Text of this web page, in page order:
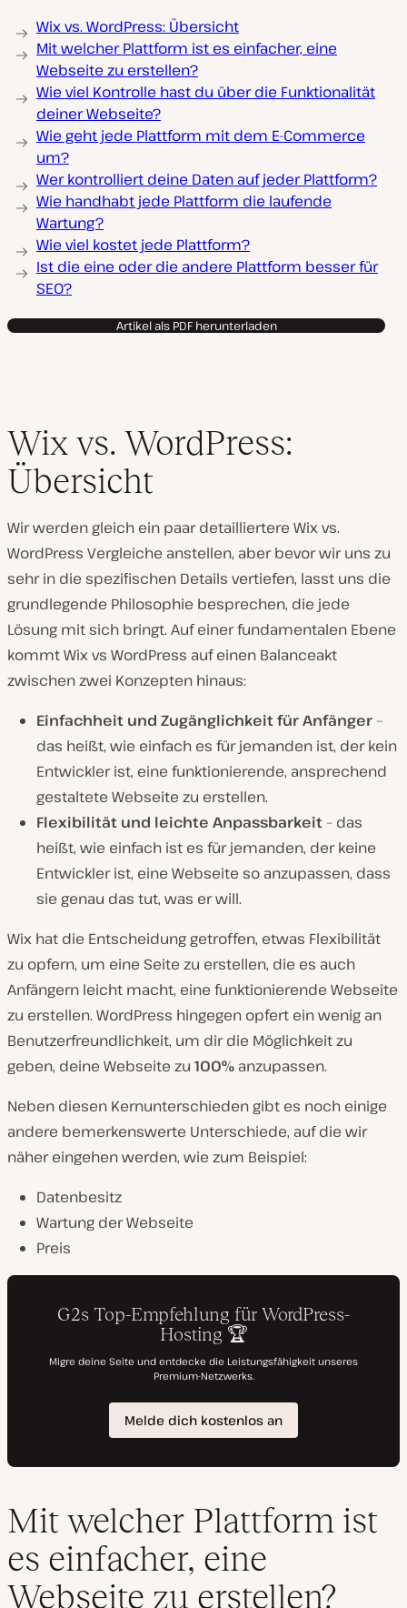
Wix vs. WordPress: Übersicht
Mit welcher Plattform ist es einfacher, eine
Webseite zu erstellen?
Wie viel Kontrolle hast du über die Funktionalität
deiner Webseite?
Wie geht jede Plattform mit dem E-Commerce
um?
Wer kontrolliert deine Daten auf jeder Plattform?
Wie handhabt jede Plattform die laufende
Wartung?
Wie viel kostet jede Plattform?
Ist die eine oder die andere Plattform besser für
SEO?
Artikel als PDF herunterladen
Wix vs. WordPress:
Übersicht
Wir werden gleich ein paar detailliertere Wix vs.
WordPress Vergleiche anstellen, aber bevor wir uns zu
sehr in die spezifischen Details vertiefen, lasst uns die
grundlegende Philosophie besprechen, die jede
Lösung mit sich bringt. Auf einer fundamentalen Ebene
kommt Wix vs WordPress auf einen Balanceakt
zwischen zwei Konzepten hinaus:
Einfachheit und Zugänglichkeit für Anfänger–
das heißt, wie einfach es für jemanden ist, der kein
Entwickler ist, eine funktionierende, ansprechend
gestaltete Webseite zu erstellen.
Flexibilität und leichte Anpassbarkeit– das
heißt, wie einfach ist es für jemanden, der keine
Entwickler ist, eine Webseite so anzupassen, dass
sie genau das tut, was er will.
Wix hat die Entscheidung getroffen, etwas Flexibilität
zu opfern, um eine Seite zu erstellen, die es auch
Anfängern leicht macht, eine funktionierende Webseite
zu erstellen. WordPress hingegen opfert ein wenig an
Benutzerfreundlichkeit, um dir die Möglichkeit zu
geben, deine Webseite zu 100% anzupassen.
Neben diesen Kernunterschieden gibt es noch einige
andere bemerkenswerte Unterschiede, auf die wir
näher eingehen werden, wie zum Beispiel:
Datenbesitz
Wartung der Webseite
Preis
Mit welcher Plattform ist
es einfacher, eine
Webseite zu erstellen?